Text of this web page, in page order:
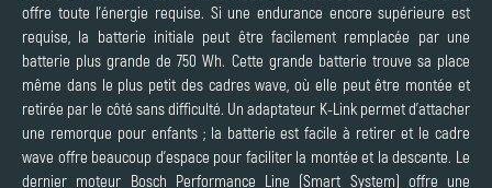
offre toute l’énergie requise. Si une endurance encore supérieure est
requise, la batterie initiale peut être facilement remplacée par une
batterie plus grande de 750 Wh. Cette grande batterie trouve sa place
même dans le plus petit des cadres wave, où elle peut être montée et
retirée par le côté sans difficulté. Un adaptateur K-Link permet d’attacher
une remorque pour enfants ; la batterie est facile à retirer et le cadre
wave offre beaucoup d’espace pour faciliter la montée et la descente. Le
dernier moteur Bosch Performance Line (Smart System) offre une